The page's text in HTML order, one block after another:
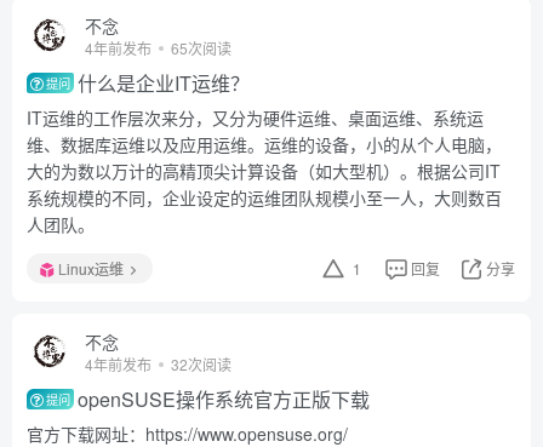
不念
4年前发布 65次阅读
提问 什么是企业IT运维？
IT运维的工作层次来分，又分为硬件运维、桌面运维、系统运
维、数据库运维以及应用运维。运维的设备，小的从个人电脑，
大的为数以万计的高精顶尖计算设备（如大型机）。根据公司IT
系统规模的不同，企业设定的运维团队规模小至一人，大则数百
人团队。
Linux运维 1 回复 分享
不念
4年前发布 32次阅读
提问 openSUSE操作系统官方正版下载
官方下载网址：https://www.opensuse.org/